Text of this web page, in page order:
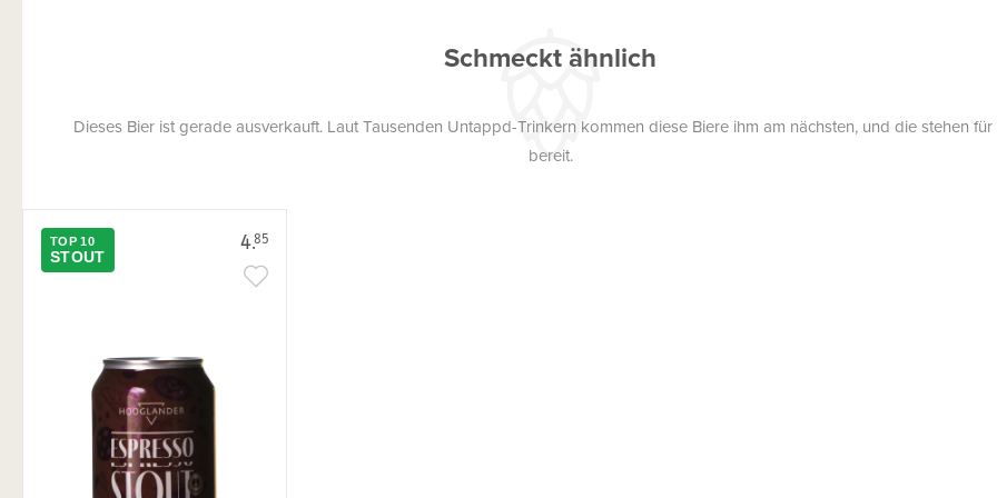
Schmeckt ähnlich
Dieses Bier ist gerade ausverkauft. Laut Tausenden Untappd-Trinkern kommen diese Biere ihm am nächsten, und die stehen
bereit.
4.85
TOP 10
STOUT